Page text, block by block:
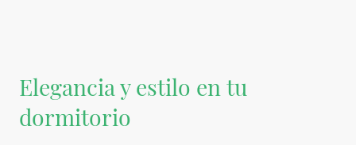
Elegancia y estilo en tu
dormitorio